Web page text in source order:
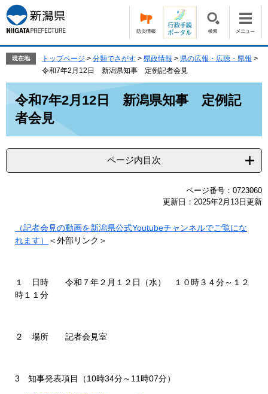
ー
ジ
の
で
ニ
ュ
ー
ば
現在地 トップページ > 分類でさがす > 県政情報 > 県の広報・広聴・県報 >
令和7年2月12日 新潟県知事 定例記者会見
令和7年2月12日 新潟県知事 定例記
者会見
ページ内目次
ページ番号：0723060
更新日：2025年2月13日更新
（記者会見の動画を新潟県公式Youtubeチャンネルでご覧にな
れます）
＜外部リンク＞
１ 日時 令和７年２月１２日（水） １０時３４分～１２
時１１分
２ 場所 記者会見室
3 知事発表項目（10時34分～11時07分）